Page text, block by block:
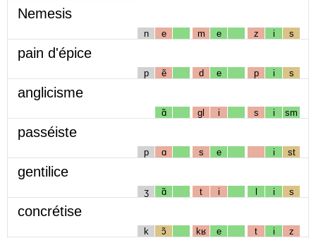
Nemesis
n e m e z i s
pain d'épice
p ẽ d e p i s
anglicisme
ɑ̃ gl i s i sm
passéiste
p ɑ s e i st
gentilice
ʒ ɑ̃ t i l i s
concrétise
k ɔ̃ kʁ e t i z